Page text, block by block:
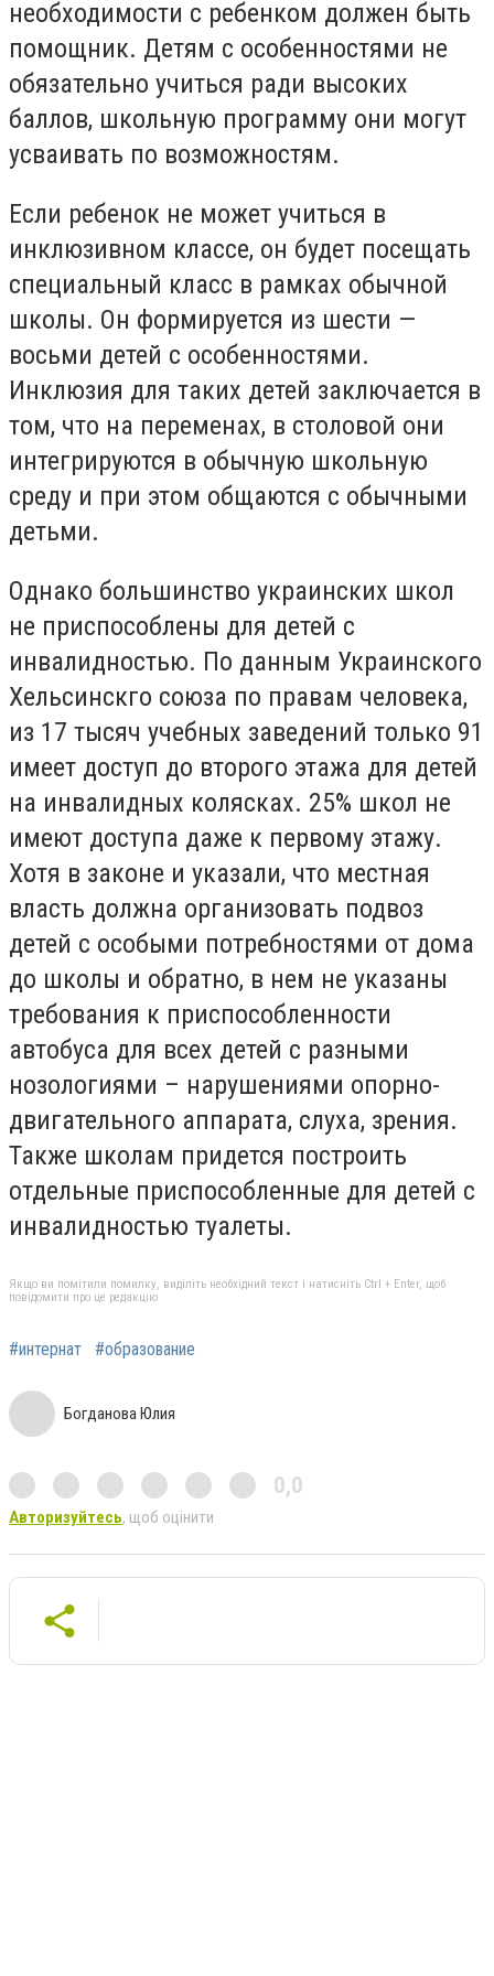
необходимости с ребенком должен быть
помощник. Детям с особенностями не
обязательно учиться ради высоких
баллов, школьную программу они могут
усваивать по возможностям.
Если ребенок не может учиться в
инклюзивном классе, он будет посещать
специальный класс в рамках обычной
школы. Он формируется из шести —
восьми детей с особенностями.
Инклюзия для таких детей заключается в
том, что на переменах, в столовой они
интегрируются в обычную школьную
среду и при этом общаются с обычными
детьми.
Однако большинство украинских школ
не приспособлены для детей с
инвалидностью. По данным Украинского
Хельсинскго союза по правам человека,
из 17 тысяч учебных заведений только 91
имеет доступ до второго этажа для детей
на инвалидных колясках. 25% школ не
имеют доступа даже к первому этажу.
Хотя в законе и указали, что местная
власть должна организовать подвоз
детей с особыми потребностями от дома
до школы и обратно, в нем не указаны
требования к приспособленности
автобуса для всех детей с разными
нозологиями – нарушениями опорно-
двигательного аппарата, слуха, зрения.
Также школам придется построить
отдельные приспособленные для детей с
инвалидностью туалеты.
Якщо ви помітили помилку, виділіть необхідний текст і натисніть Ctrl + Enter, щоб
повідомити про це редакцію
#интернат #образование
Богданова Юлия
0,0
Авторизуйтесь, щоб оцінити